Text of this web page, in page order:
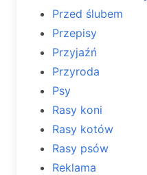
Przed ślubem
Przepisy
Przyjaźń
Przyroda
Psy
Rasy koni
Rasy kotów
Rasy psów
Reklama